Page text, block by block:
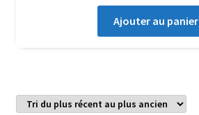
Ajouter au panier